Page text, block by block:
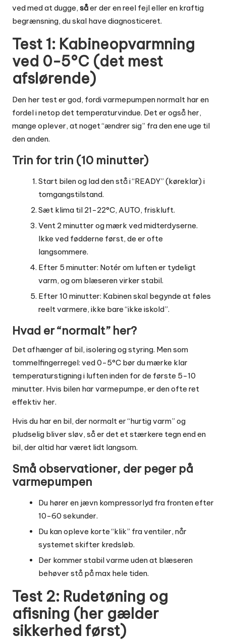
ved med at dugge, såer der en reel fejl eller en kraftig
begrænsning, du skal have diagnosticeret.
Test 1: Kabineopvarmning
ved 0-5°C (det mest
afslørende)
Den her test er god, fordi varmepumpen normalt har en
fordel i netop det temperaturvindue. Det er også her,
mange oplever, at noget “ændrer sig” fra den ene uge til
den anden.
Trin for trin (10 minutter)
Start bilen og lad den stå i “READY” (køreklar) i
tomgangstilstand.
Sæt klima til 21-22°C, AUTO, friskluft.
Vent 2 minutter og mærk ved midterdyserne.
Ikke ved fødderne først, de er ofte
langsommere.
Efter 5 minutter: Notér om luften er tydeligt
varm, og om blæseren virker stabil.
Efter 10 minutter: Kabinen skal begynde at føles
reelt varmere, ikke bare “ikke iskold”.
Hvad er “normalt” her?
Det afhænger af bil, isolering og styring. Men som
tommelfingerregel: ved 0-5°C bør du mærke klar
temperaturstigning i luften inden for de første 5-10
minutter. Hvis bilen har varmepumpe, er den ofte ret
effektiv her.
Hvis du har en bil, der normalt er “hurtig varm” og
pludselig bliver sløv, så er det et stærkere tegn end en
bil, der altid har været lidt langsom.
Små observationer, der peger på
varmepumpen
Du hører en jævn kompressorlyd fra fronten efter
10-60 sekunder.
Du kan opleve korte “klik” fra ventiler, når
systemet skifter kredsløb.
Der kommer stabil varme uden at blæseren
behøver stå på max hele tiden.
Test 2: Rudetøning og
afisning (her gælder
sikkerhed først)